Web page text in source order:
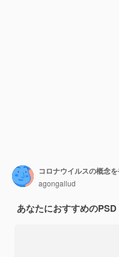
agongallud
あなたにおすすめのPSD